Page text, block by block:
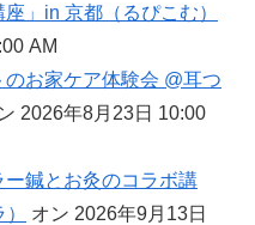
」in 京都（るぴこむ）
AM
お家ケア体験会 @耳つ
2026年8月23日 10:00
鍼とお灸のコラボ講
オン 2026年9月13日